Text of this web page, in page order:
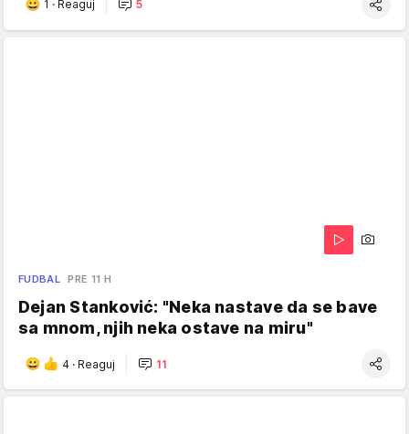
1 · Reaguj 5
FUDBAL PRE 11 H
Dejan Stanković: "Neka nastave da se bave
sa mnom, njih neka ostave na miru"
4 · Reaguj 11